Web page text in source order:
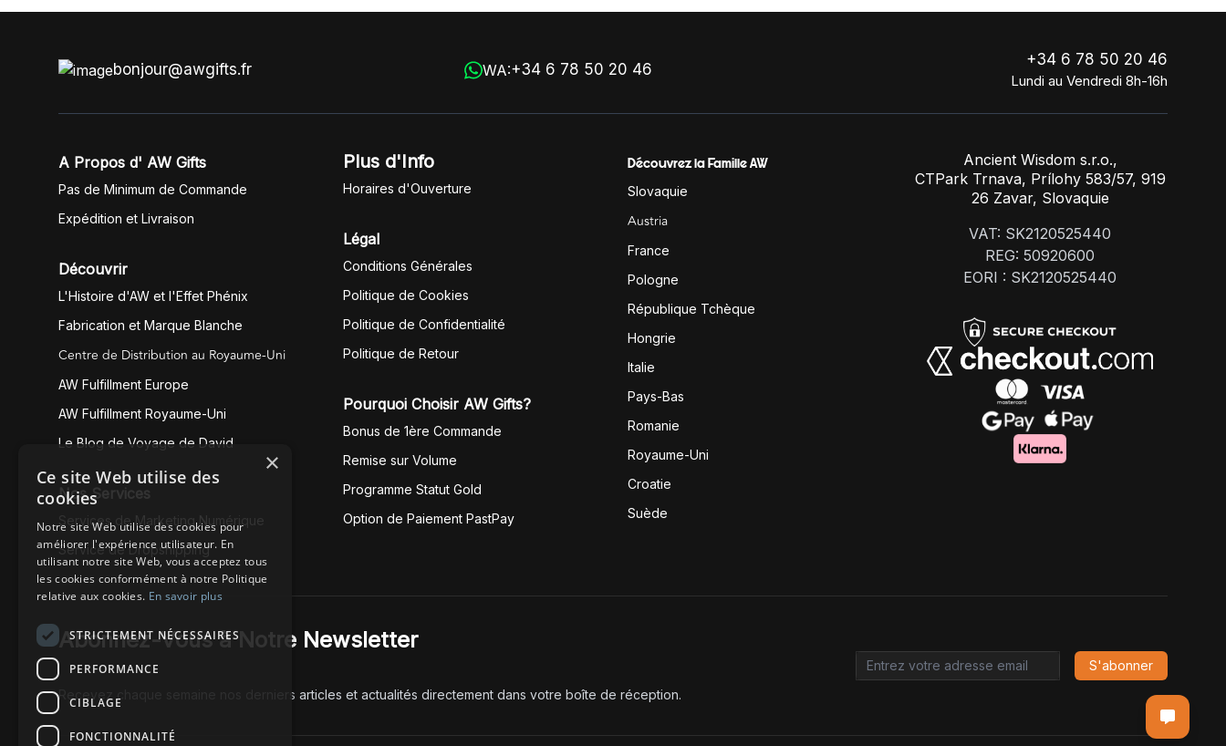
bonjour@awgifts.fr WA:+34 6 78 50 20 46
+34 6 78 50 20 46
Lundi au Vendredi 8h-16h
A Propos d' AW Gifts
Pas de Minimum de Commande
Expédition et Livraison
Découvrir
L'Histoire d'AW et l'Effet Phénix
Fabrication et Marque Blanche
Centre de Distribution au Royaume-Uni
AW Fulfillment Europe
AW Fulfillment Royaume-Uni
Le Blog de Voyage de David
Nos Services
Services de Marketing Numérique
Service de Dropshipping
Plus d'Info
Horaires d'Ouverture
Légal
Conditions Générales
Politique de Cookies
Politique de Confidentialité
Politique de Retour
Pourquoi Choisir AW Gifts?
Bonus de 1ère Commande
Remise sur Volume
Programme Statut Gold
Option de Paiement PastPay
Découvrez la Famille AW
Slovaquie
Austria
France
Pologne
République Tchèque
Hongrie
Italie
Pays-Bas
Romanie
Royaume-Uni
Croatie
Suède
Ancient Wisdom s.r.o.,
CTPark Trnava, Prílohy 583/57, 919
26 Zavar, Slovaquie
VAT: SK2120525440
REG: 50920600
EORI : SK2120525440
Abonnez-Vous à Notre Newsletter
Recevez chaque semaine nos derniers articles et actualités directement dans votre boîte de réception.
Email address
S'abonner
×
Ce site Web utilise des
cookies
Notre site Web utilise des cookies pour
améliorer l'expérience utilisateur. En
utilisant notre site Web, vous acceptez tous
les cookies conformément à notre Politique
relative aux cookies. En savoir plus
STRICTEMENT NÉCESSAIRES
PERFORMANCE
CIBLAGE
FONCTIONNALITÉ